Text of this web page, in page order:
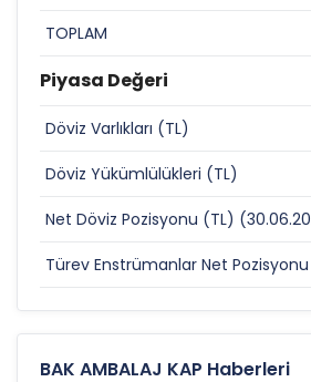
TOPLAM
Piyasa Değeri
Döviz Varlıkları (TL)
Döviz Yükümlülükleri (TL)
Net Döviz Pozisyonu (TL)
Türev Enstrümanlar Net
BAK AMBALAJ KAP Haberleri